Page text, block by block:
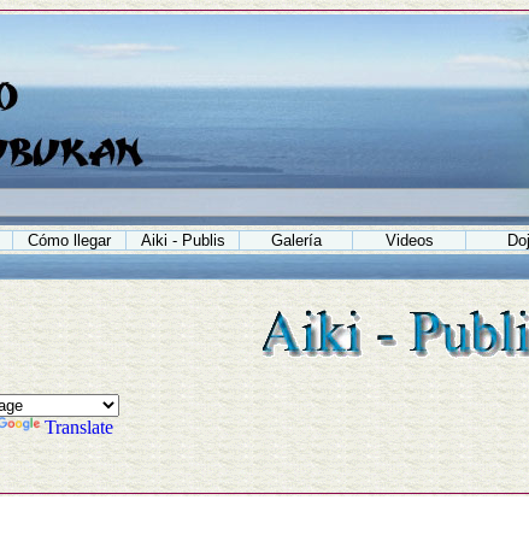
Cómo llegar Aiki - Publis Galería Videos
Translate